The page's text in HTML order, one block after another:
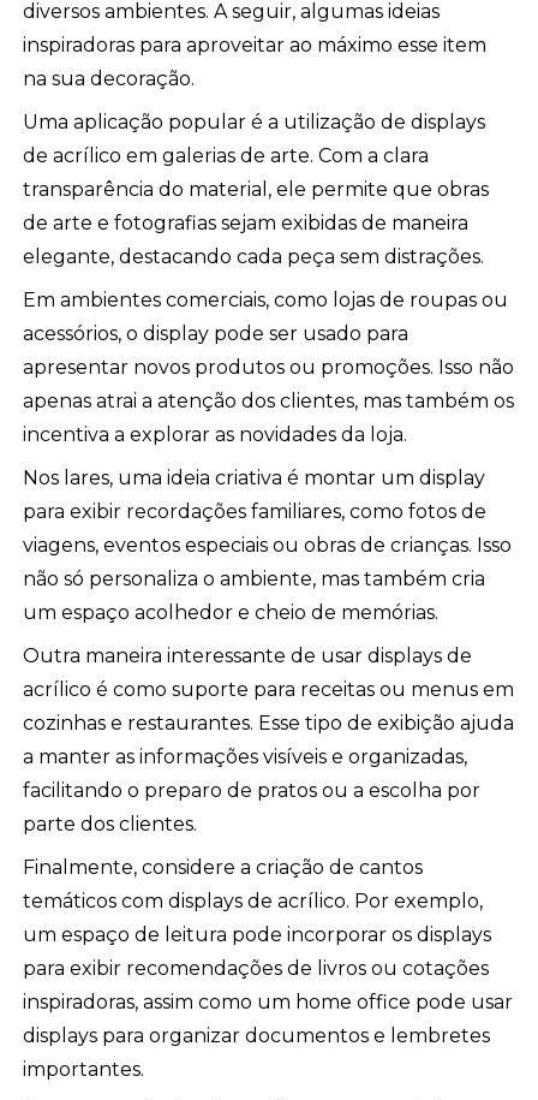
diversos ambientes. A seguir, algumas ideias
inspiradoras para aproveitar ao máximo esse item
na sua decoração.
Uma aplicação popular é a utilização de displays
de acrílico em galerias de arte. Com a clara
transparência do material, ele permite que obras
de arte e fotografias sejam exibidas de maneira
elegante, destacando cada peça sem distrações.
Em ambientes comerciais, como lojas de roupas ou
acessórios, o display pode ser usado para
apresentar novos produtos ou promoções. Isso não
apenas atrai a atenção dos clientes, mas também os
incentiva a explorar as novidades da loja.
Nos lares, uma ideia criativa é montar um display
para exibir recordações familiares, como fotos de
viagens, eventos especiais ou obras de crianças. Isso
não só personaliza o ambiente, mas também cria
um espaço acolhedor e cheio de memórias.
Outra maneira interessante de usar displays de
acrílico é como suporte para receitas ou menus em
cozinhas e restaurantes. Esse tipo de exibição ajuda
a manter as informações visíveis e organizadas,
facilitando o preparo de pratos ou a escolha por
parte dos clientes.
Finalmente, considere a criação de cantos
temáticos com displays de acrílico. Por exemplo,
um espaço de leitura pode incorporar os displays
para exibir recomendações de livros ou cotações
inspiradoras, assim como um home office pode usar
displays para organizar documentos e lembretes
importantes.